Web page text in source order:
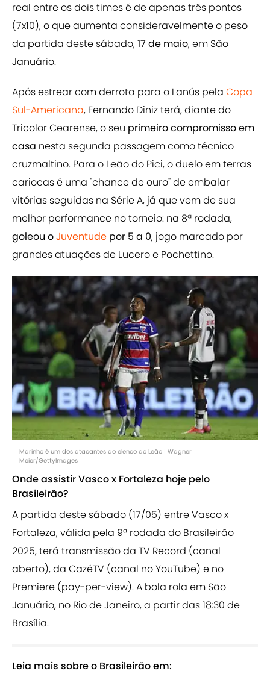
real entre os dois times é de apenas três pontos
(7x10), o que aumenta consideravelmente o peso
da partida deste sábado,17 de maio, em São
Januário.
Após estrear com derrota para o Lanús pela Copa
Sul-Americana, Fernando Diniz terá, diante do
Tricolor Cearense, o seu primeiro compromisso em
casa nesta segunda passagem como técnico
cruzmaltino. Para o Leão do Pici, o duelo em terras
cariocas é uma "chance de ouro" de embalar
vitórias seguidas na Série A, já que vem de sua
melhor performance no torneio: na 8ª rodada,
goleou oJuventude por 5 a 0, jogo marcado por
grandes atuações de Lucero e Pochettino.
Marinho é um dos atacantes do elenco do Leão | Wagner
Meier/GettyImages
Onde assistir Vasco x Fortaleza hoje pelo
Brasileirão?
A partida deste sábado (17/05) entre Vasco x
Fortaleza, válida pela 9ª rodada do Brasileirão
2025, terá transmissão da TV Record (canal
aberto), da CazéTV (canal no YouTube) e no
Premiere (pay-per-view). A bola rola em São
Januário, no Rio de Janeiro, a partir das 18:30 de
Brasília.
Leia mais sobre o Brasileirão em: